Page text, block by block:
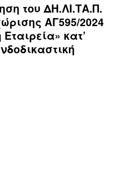
του ΔΗ.ΛΙ.ΤΑ.Π.
ΑΓ595/2024
κατ’